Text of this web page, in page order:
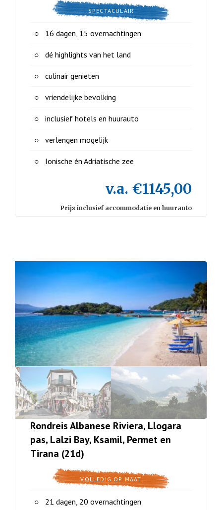
SPECTACULAIR
16 dagen, 15 overnachtingen
dé highlights van het land
culinair genieten
vriendelijke bevolking
inclusief hotels en huurauto
verlengen mogelijk
Ionische én Adriatische zee
v.a. €1145,00
Prijs inclusief accommodatie en huurauto
Rondreis Albanese Riviera, Llogara
pas, Lalzi Bay, Ksamil, Permet en
Tirana (21d)
VOLLEDIG OP MAAT
21 dagen, 20 overnachtingen